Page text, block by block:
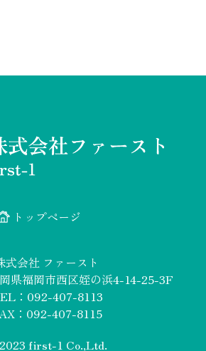
トップページ
式会社 ファースト
県福岡市西区姪の浜4-14-25-3F
：092-407-8113
：092-407-8115
first-1 Co.,Ltd.